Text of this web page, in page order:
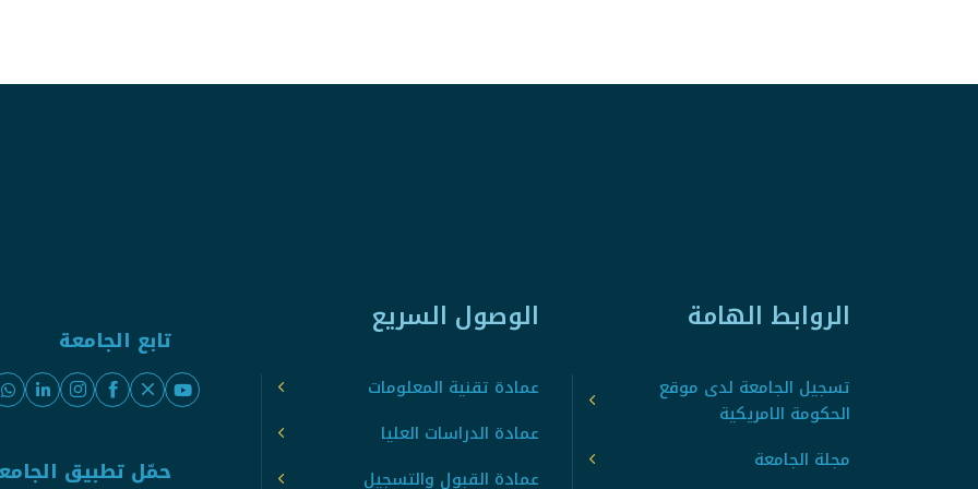
الروابط الهامة
تسجيل الجامعة لدى موقع
الحكومة الامريكية
مجلة الجامعة
الوصول السريع
عمادة تقنية المعلومات
عمادة الدراسات العليا
عمادة القبول والتسجيل
تابع الجامعة
حمّل تطبيق